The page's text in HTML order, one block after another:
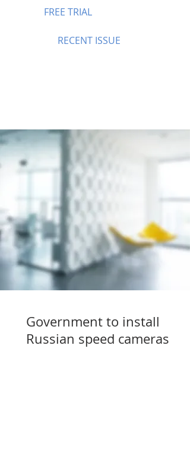
FREE TRIAL
RECENT ISSUE
Government to install
Russian speed cameras